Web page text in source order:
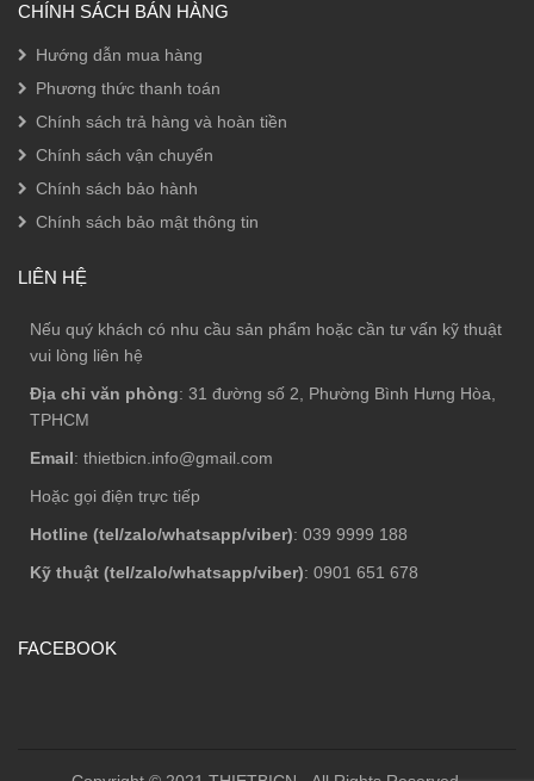
CHÍNH SÁCH BÁN HÀNG
Hướng dẫn mua hàng
Phương thức thanh toán
Chính sách trả hàng và hoàn tiền
Chính sách vận chuyển
Chính sách bảo hành
Chính sách bảo mật thông tin
LIÊN HỆ
Nếu quý khách có nhu cầu sản phẩm hoặc cần tư vấn kỹ thuật
vui lòng liên hệ
Địa chỉ văn phòng: 31 đường số 2, Phường Bình Hưng Hòa,
TPHCM
Email: thietbicn.info@gmail.com
Hoặc gọi điện trực tiếp
Hotline (tel/zalo/whatsapp/viber): 039 9999 188
Kỹ thuật (tel/zalo/whatsapp/viber): 0901 651 678
FACEBOOK